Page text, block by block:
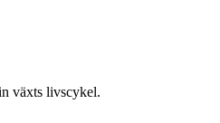
växts livscykel.